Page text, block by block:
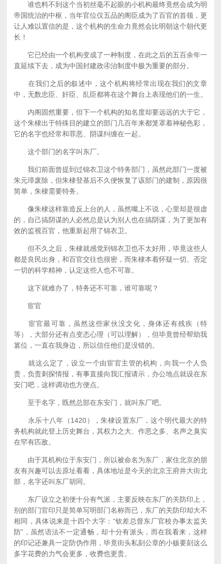
谁也料不到这个当初丝毫不起眼的小机构最终竟然会成为明
帝国统治的中枢，当年官位仅五品的阁臣成为了百官的首领，更
让人难以置信的是，这个机构的生命力竟然会比明朝这个朝代更
长！
它已经由一个机构变成了一种制度，在此之后的五百余年一
直延续下去，成为中国封建政④治制度中极为重要的部分。
在我们之后的叙述中，这个机构将经常出现在我们的文章
中，无数忠臣、奸臣、乱臣都将在这个舞台上表现他们的一生。
内阁固然重要，但下一个机构的知名度却要远远的大于它，
这个朱棣出于特殊目的建立的部门几百年来都笼罩着神秘色彩，
它的名字也经常和罪恶、阴谋纠缠在一起。
这个部门的名字叫东厂。
我们前面曾提到过锦衣卫这个特务部门，虽然此部门一度被
朱元璋废除，但朱棣登基后不久便恢复了该部门的建制，原因很
简单，朱棣需要特务。
像朱棣这样靠造反上台的人，虽然嘴上不说，心里却是很虚
的，自己搞阴谋的人必然总是认为别人也在搞阴谋，为了更加有
效的监视百官，他重新起用了锦衣卫。
但不久之后，朱棣就感觉到锦衣卫也不太好用，毕竟这些人
都是良民出身，和百官交往也很密，而朱棣本着怀疑一切、否定
一切的科学精神，认定这些人也不可靠。
这下就难办了，特务还不可靠，谁可靠呢？
宦官
宦官最可靠，虽然这些家伙没文化，身体还有残疾（特
等），大部分还有点变态心理（可以理解），但毕竟曾经帮助我
篡位，一直在我身边，所以信任他们是没错的。
就这么定了，设立一个由宦官主管的机构，向我一个人负
责，负责刺探情报，有事直接向我汇报请示，办公地点就设在东
安门吧，这样调动也方便点。
至于名字，既然总部在东安门，就叫东厂吧。
永乐十八年（1420），朱棣设置东厂，这个明代最大的特
务机构就此登上历史舞台，其权力之大、作恶之多、名声之臭实
在罕有匹敌。
由于其机构位于东安门，所以被命名为东厂，家住北京的朋
友有兴趣可以去原址看看，具体地址是今天的北京王府井大街北
部，名字还叫东厂胡同。
东厂设立之初便十分有气派，主要反映在东厂的关防印上，
别的部门官印只是简单写明部门名称而已，东厂的关防印却大不
相同，具体说来是十四个大字：“钦差总督东厂官校办事太监关
防”，虽然语法不一定通畅，却十分有派头，而在我看来，这样
的印记还兼具一定防伪作用，毕竟街头私刻公章的小贩要刻这么
多字花费的力气会更多，收费也更贵。